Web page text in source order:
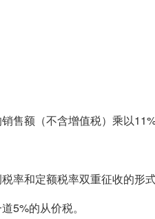
售额（不含增值税）乘以
率和定额税率双重征收的形式
5%的从价税。